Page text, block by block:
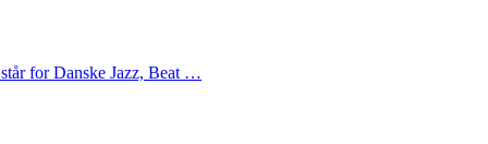
for Danske Jazz, Beat …